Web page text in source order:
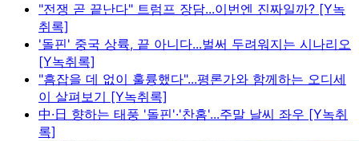
"전쟁 곧 끝난다" 트럼프 장담...이번엔 진짜일까? [Y녹
취록]
'돌핀' 중국 상륙, 끝 아니다...벌써 두려워지는 시나리오
[Y녹취록]
"흠잡을 데 없이 훌륭했다"...평론가와 함께하는 오디세
이 살펴보기 [Y녹취록]
中·日 향하는 태풍 '돌핀'·'찬홈'...주말 날씨 좌우 [Y녹취
록]